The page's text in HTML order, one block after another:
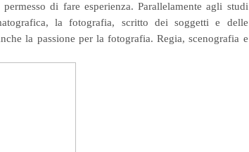
di fare esperienza. Parallelamente agli studi
la fotografia, scritto dei soggetti e delle
la passione per la fotografia. Regia, scenografia e